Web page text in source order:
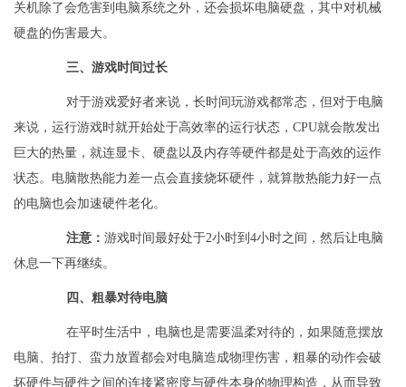
关机除了会危害到电脑系统之外，还会损坏电脑硬盘，其中对机械
硬盘的伤害最大。
三、游戏时间过长
对于游戏爱好者来说，长时间玩游戏都常态，但对于电脑
来说，运行游戏时就开始处于高效率的运行状态，CPU就会散发出
巨大的热量，就连显卡、硬盘以及内存等硬件都是处于高效的运作
状态。电脑散热能力差一点会直接烧坏硬件，就算散热能力好一点
的电脑也会加速硬件老化。
注意： 游戏时间最好处于2小时到4小时之间，然后让电脑
休息一下再继续。
四、粗暴对待电脑
在平时生活中，电脑也是需要温柔对待的，如果随意摆放
电脑、拍打、蛮力放置都会对电脑造成物理伤害，粗暴的动作会破
坏硬件与硬件之间的连接紧密度与硬件本身的物理构造，从而导致